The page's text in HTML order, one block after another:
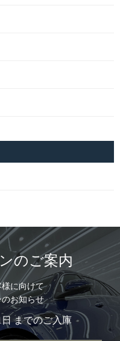
のご案内
に向けて
お知らせ
日 までのご入庫